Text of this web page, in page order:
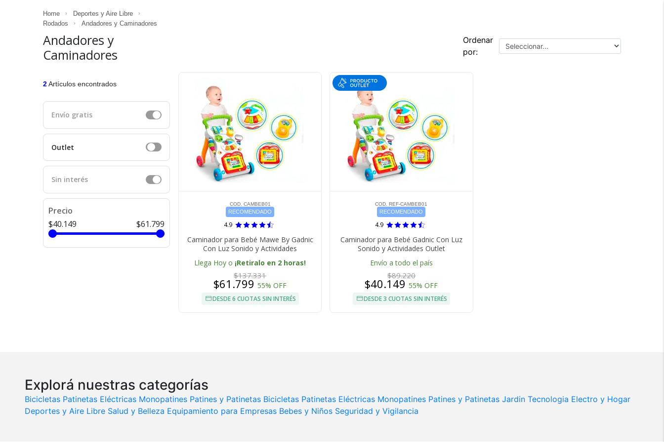
Home
Deportes y Aire Libre
Rodados
Andadores y Caminadores
Andadores y
Caminadores
2Artículos encontrados
Envío gratis
Outlet
Sin interés
Precio
$40.149
$61.799
Ordenar
por:
COD. CAMBEB01
RECOMENDADO
4.9
Caminador para Bebé Mawe By Gadnic
Con Luz Sonido y Actividades
Llega Hoy o ¡Retiralo en 2 horas!
$137.331
$61.799 55% OFF
DESDE 6 CUOTAS SIN INTERÉS
COD. REF-CAMBEB01
RECOMENDADO
4.9
Caminador para Bebé Gadnic Con Luz
Sonido y Actividades Outlet
Envío a todo el país
$89.220
$40.14955% OFF
DESDE 3 CUOTAS SIN INTERÉS
Explorá nuestras categorías
Bicicletas Patinetas Eléctricas Monopatines Patines y Patinetas Bicicletas Patinetas Eléctricas Monopatines Patines y Patinetas Jardin Tecnologia Electro y Hogar
Deportes y Aire Libre Salud y Belleza Equipamiento para Empresas Bebes y Niños Seguridad y Vigilancia